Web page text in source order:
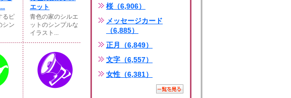
るピ
シン
エット
青色の家のシルエ
ットのシンプルな
イラスト...
桜（6,906）
メッセージカード
（6,885）
正月（6,849）
文字（6,557）
女性（6,381）